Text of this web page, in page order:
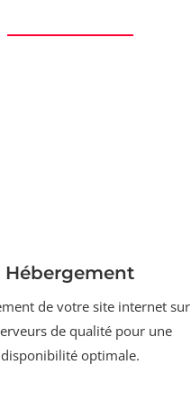
Hébergement
de votre site internet sur
de qualité pour une
disponibilité optimale.